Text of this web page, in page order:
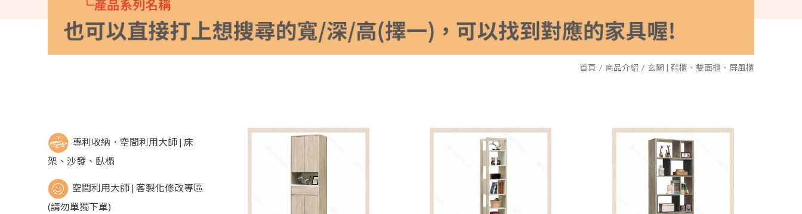
首頁 商品介紹 玄關 | 鞋櫃、雙面櫃、屏風櫃
專利收納．空間利用大師 | 床
架、沙發、臥榻
空間利用大師 | 客製化修改專區
(請勿單獨下單)